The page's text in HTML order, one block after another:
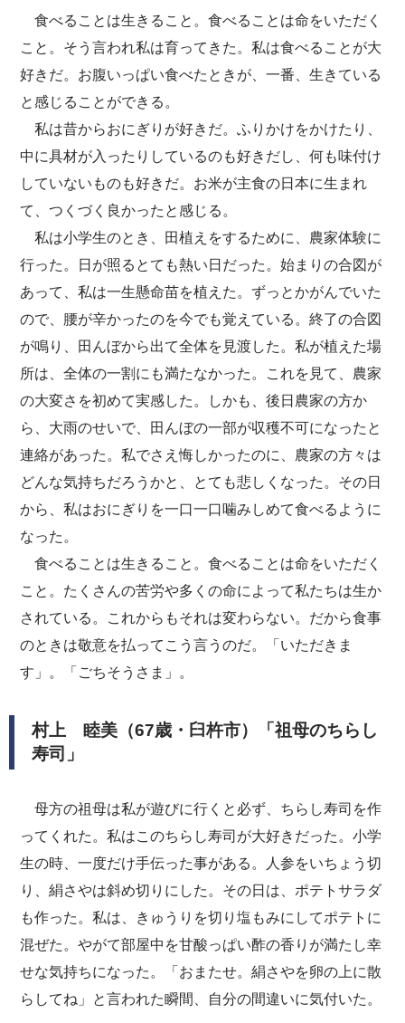
食べることは生きること。食べることは命をいただく
こと。そう言われ私は育ってきた。私は食べることが大
好きだ。お腹いっぱい食べたときが、一番、生きている
と感じることができる。
私は昔からおにぎりが好きだ。ふりかけをかけたり、
中に具材が入ったりしているのも好きだし、何も味付け
していないものも好きだ。お米が主食の日本に生まれ
て、つくづく良かったと感じる。
私は小学生のとき、田植えをするために、農家体験に
行った。日が照るとても熱い日だった。始まりの合図が
あって、私は一生懸命苗を植えた。ずっとかがんでいた
ので、腰が辛かったのを今でも覚えている。終了の合図
が鳴り、田んぼから出て全体を見渡した。私が植えた場
所は、全体の一割にも満たなかった。これを見て、農家
の大変さを初めて実感した。しかも、後日農家の方か
ら、大雨のせいで、田んぼの一部が収穫不可になったと
連絡があった。私でさえ悔しかったのに、農家の方々は
どんな気持ちだろうかと、とても悲しくなった。その日
から、私はおにぎりを一口一口噛みしめて食べるように
なった。
食べることは生きること。食べることは命をいただく
こと。たくさんの苦労や多くの命によって私たちは生か
されている。これからもそれは変わらない。だから食事
のときは敬意を払ってこう言うのだ。「いただきま
す」。「ごちそうさま」。
村上 睦美（67歳・臼杵市）「祖母のちらし
寿司」
母方の祖母は私が遊びに行くと必ず、ちらし寿司を作
ってくれた。私はこのちらし寿司が大好きだった。小学
生の時、一度だけ手伝った事がある。人参をいちょう切
り、絹さやは斜め切りにした。その日は、ポテトサラダ
も作った。私は、きゅうりを切り塩もみにしてポテトに
混ぜた。やがて部屋中を甘酸っぱい酢の香りが満たし幸
せな気持ちになった。「おまたせ。絹さやを卵の上に散
らしてね」と言われた瞬間、自分の間違いに気付いた。